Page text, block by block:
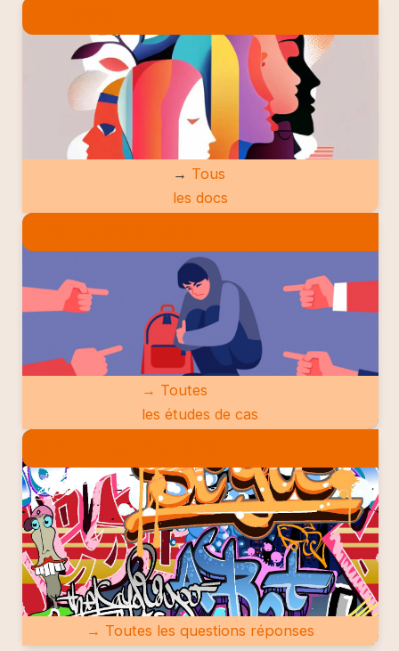
→ Tous
les docs
→ Toutes
les études de cas
→ Toutes les questions réponses